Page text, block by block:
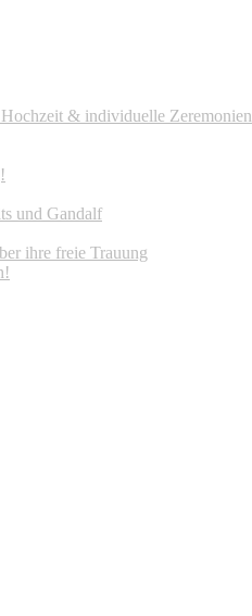
& individuelle Zeremonien
und Gandalf
ihre freie Trauung